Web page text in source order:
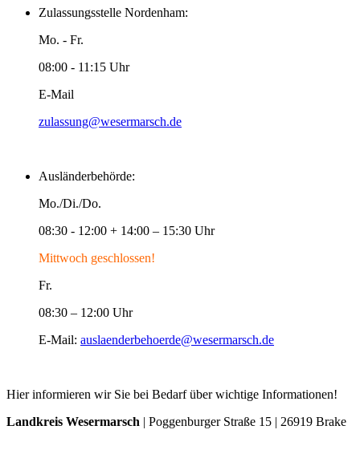
Zulassungsstelle Nordenham:
Mo. - Fr.
08:00 - 11:15 Uhr
E-Mail
zulassung@wesermarsch.de
Ausländerbehörde:
Mo./Di./Do.
08:30 - 12:00 + 14:00 – 15:30 Uhr
Mittwoch geschlossen!
Fr.
08:30 – 12:00 Uhr
E-Mail: auslaenderbehoerde@wesermarsch.de
Hier informieren wir Sie bei Bedarf über wichtige Informationen!
Landkreis Wesermarsch | Poggenburger Straße 15 | 26919 Brake